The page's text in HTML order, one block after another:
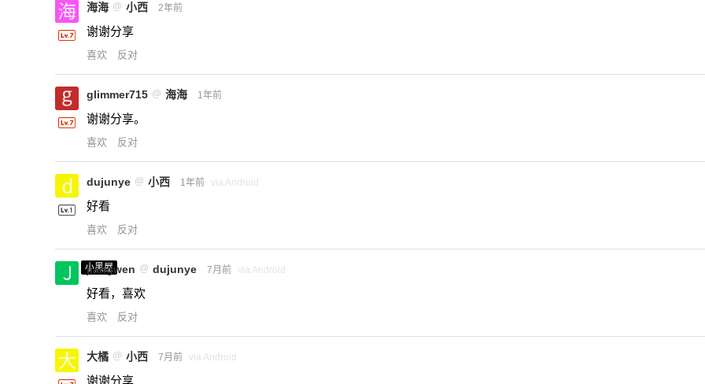
海海 @ 小西 2年前
谢谢分享
喜欢 反对
glimmer715 @ 海海 1年前
谢谢分享。
喜欢 反对
dujunye @ 小西 1年前 via Android
好看
喜欢 反对
小黑屋
jiangwen @ dujunye 7月前 via Android
好看，喜欢
喜欢 反对
大橘 @ 小西 7月前 via Android
谢谢分享